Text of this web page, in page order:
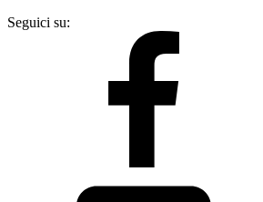
Seguici su: